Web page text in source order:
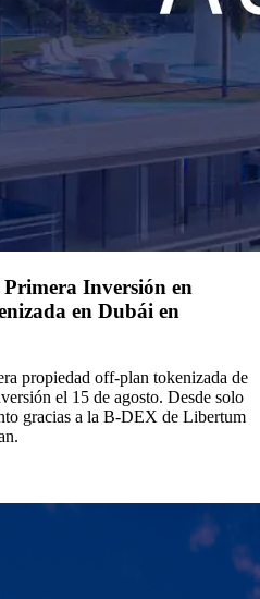
Inversión en
en Dubái en
propiedad off-plan tokenizada de
el 15 de agosto. Desde solo
gracias a la B-DEX de Libertum